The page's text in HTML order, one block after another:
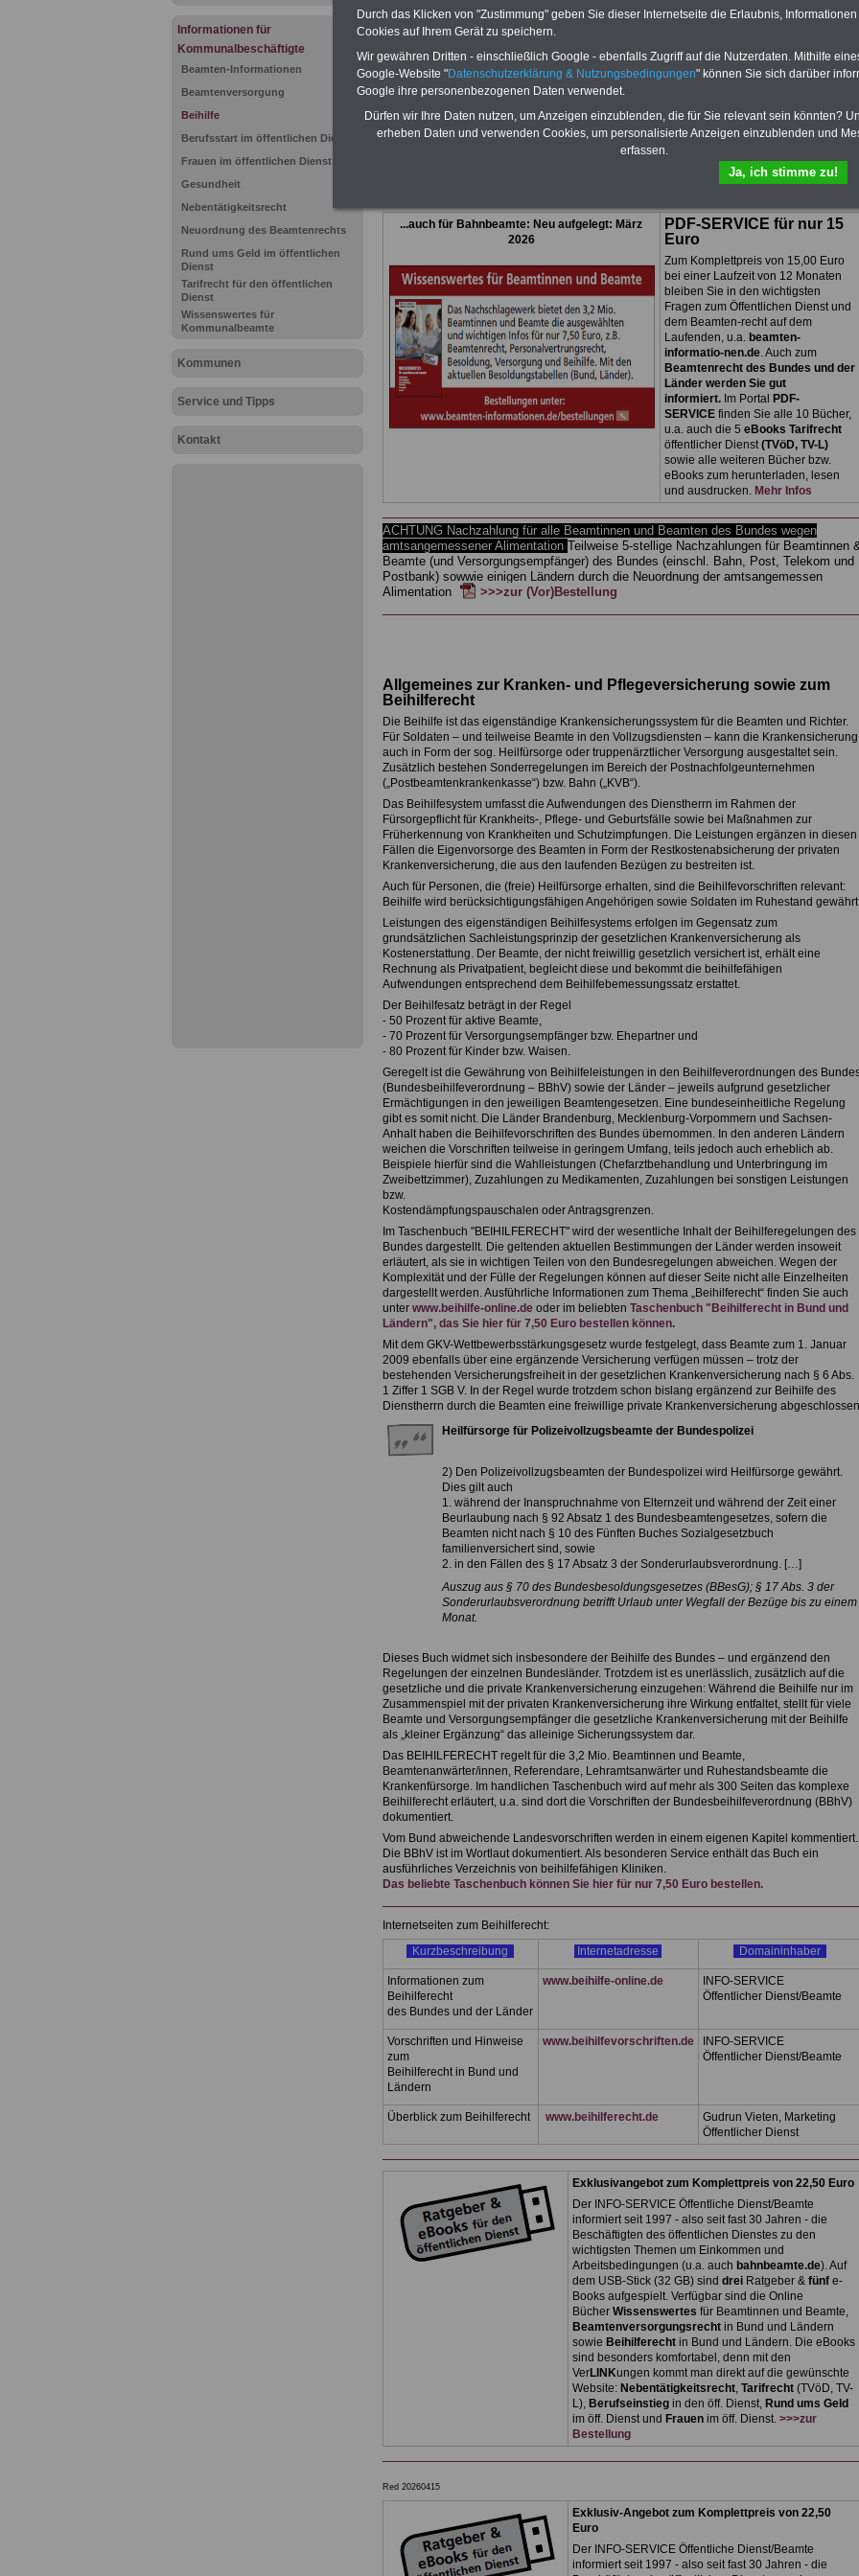
Informationen für
Kommunalbeschäftigte
Beamten-Informationen
Beamtenversorgung
Beihilfe
Berufsstart im öffentlichen Dienst
Frauen im öffentlichen Dienst
Gesundheit
Nebentätigkeitsrecht
Neuordnung des Beamtenrechts
Rund ums Geld im öffentlichen
Dienst
Tarifrecht für den öffentlichen
Dienst
Wissenswertes für
Kommunalbeamte
Kommunen
Service und Tipps
Kontakt
15 Euro im Jahr - auch für
Beschäftigte der kommunalen
alle Bücher und eBooks
herunterladen, lesen und
ausdrucken: Wissenswertes zum
Beamtenrecht, Beihilfe,
Tarifrecht
Nebentätig-keitsrecht, Berufseinstieg
...auch für Bahnbeamte: Neu aufgelegt: März
2026
PDF-SERVICE für nur 15
Euro
Zum Komplettpreis von 15,00 Euro
bei einer Laufzeit von 12 Monaten
bleiben Sie in den wichtigsten
Fragen zum Öffentlichen Dienst und
dem Beamten-recht auf dem
Laufenden, u.a. beamten-
informatio-nen.de. Auch zum
Beamtenrecht des Bundes und der
Länder werden Sie gut
informiert. Im Portal PDF-
SERVICEfinden Sie alle 10 Bücher,
u.a. auch die 5 eBooks Tarifrecht
öffentlicher Dienst(TVöD, TV-L)
sowie alle weiteren Bücher bzw.
eBooks zum herunterladen, lesen
und ausdrucken. Mehr Infos
ACHTUNG Nachzahlung für alle Beamtinnen und Beamten des Bundes wegen
amtsangemessener Alimentation Teilweise 5-stellige Nachzahlungen für Beamtinnen
Beamte (und Versorgungsempfänger) des Bundes (einschl. Bahn, Post, Telekom und
Postbank) sowwie einigen Ländern durch die Neuordnung der amtsangemessen
Alimentation
>>>zur (Vor)Bestellung
Allgemeines zur Kranken- und Pflegeversicherung sowie zum
Beihilferecht
Die Beihilfe ist das eigenständige Krankensicherungssystem für die Beamten und Richter.
Für Soldaten – und teilweise Beamte in den Vollzugsdiensten – kann die Krankensicherung
auch in Form der sog. Heilfürsorge oder truppenärztlicher Versorgung ausgestaltet sein.
Zusätzlich bestehen Sonderregelungen im Bereich der Postnachfolgeunternehmen
(„Postbeamtenkrankenkasse“) bzw. Bahn („KVB“).
Das Beihilfesystem umfasst die Aufwendungen des Dienstherrn im Rahmen der
Fürsorgepflicht für Krankheits-, Pflege- und Geburtsfälle sowie bei Maßnahmen zur
Früherkennung von Krankheiten und Schutzimpfungen. Die Leistungen ergänzen in diesen
Fällen die Eigenvorsorge des Beamten in Form der Restkostenabsicherung der privaten
Krankenversicherung, die aus den laufenden Bezügen zu bestreiten ist.
Auch für Personen, die (freie) Heilfürsorge erhalten, sind die Beihilfevorschriften relevant:
Beihilfe wird berücksichtigungsfähigen Angehörigen sowie Soldaten im Ruhestand
Leistungen des eigenständigen Beihilfesystems erfolgen im Gegensatz zum
grundsätzlichen Sachleistungsprinzip der gesetzlichen Krankenversicherung als
Kostenerstattung. Der Beamte, der nicht freiwillig gesetzlich versichert ist, erhält eine
Rechnung als Privatpatient, begleicht diese und bekommt die beihilfefähigen
Aufwendungen entsprechend dem Beihilfebemessungssatz erstattet.
Der Beihilfesatz beträgt in der Regel
- 50 Prozent für aktive Beamte,
- 70 Prozent für Versorgungsempfänger bzw. Ehepartner und
- 80 Prozent für Kinder bzw. Waisen.
Geregelt ist die Gewährung von Beihilfeleistungen in den Beihilfeverordnungen des
(Bundesbeihilfeverordnung – BBhV) sowie der Länder – jeweils aufgrund gesetzlicher
Ermächtigungen in den jeweiligen Beamtengesetzen. Eine bundeseinheitliche Regelung
gibt es somit nicht. Die Länder Brandenburg, Mecklenburg-Vorpommern und Sachsen-
Anhalt haben die Beihilfevorschriften des Bundes übernommen. In den anderen Ländern
weichen die Vorschriften teilweise in geringem Umfang, teils jedoch auch erheblich ab.
Beispiele hierfür sind die Wahlleistungen (Chefarztbehandlung und Unterbringung im
Zweibettzimmer), Zuzahlungen zu Medikamenten, Zuzahlungen bei sonstigen Leistungen
bzw.
Kostendämpfungspauschalen oder Antragsgrenzen.
Im Taschenbuch "BEIHILFERECHT" wird der wesentliche Inhalt der Beihilferegelungen des
Bundes dargestellt. Die geltenden aktuellen Bestimmungen der Länder werden insoweit
erläutert, als sie in wichtigen Teilen von den Bundesregelungen abweichen. Wegen der
Komplexität und der Fülle der Regelungen können auf dieser Seite nicht alle Einzelheiten
dargestellt werden. Ausführliche Informationen zum Thema „Beihilferecht“ finden Sie auch
unter www.beihilfe-online.deoder im beliebten Taschenbuch "Beihilferecht in Bund und
Ländern", das Sie hier für 7,50 Euro bestellen können.
Mit dem GKV-Wettbewerbsstärkungsgesetz wurde festgelegt, dass Beamte zum 1. Januar
2009 ebenfalls über eine ergänzende Versicherung verfügen müssen – trotz der
bestehenden Versicherungsfreiheit in der gesetzlichen Krankenversicherung nach § 6 Abs.
1 Ziffer 1 SGB V. In der Regel wurde trotzdem schon bislang ergänzend zur Beihilfe des
Dienstherrn durch die Beamten eine freiwillige private Krankenversicherung
Heilfürsorge für Polizeivollzugsbeamte der Bundespolizei
2) Den Polizeivollzugsbeamten der Bundespolizei wird Heilfürsorge gewährt.
Dies gilt auch
1. während der Inanspruchnahme von Elternzeit und während der Zeit einer
Beurlaubung nach § 92 Absatz 1 des Bundesbeamtengesetzes, sofern die
Beamten nicht nach § 10 des Fünften Buches Sozialgesetzbuch
familienversichert sind, sowie
2. in den Fällen des § 17 Absatz 3 der Sonderurlaubsverordnung. […]
Auszug aus § 70 des Bundesbesoldungsgesetzes (BBesG); § 17 Abs. 3 der
Sonderurlaubsverordnung betrifft Urlaub unter Wegfall der Bezüge bis zu einem
Monat.
Dieses Buch widmet sich insbesondere der Beihilfe des Bundes – und ergänzend den
Regelungen der einzelnen Bundesländer. Trotzdem ist es unerlässlich, zusätzlich auf die
gesetzliche und die private Krankenversicherung einzugehen: Während die Beihilfe nur im
Zusammenspiel mit der privaten Krankenversicherung ihre Wirkung entfaltet, stellt für viele
Beamte und Versorgungsempfänger die gesetzliche Krankenversicherung mit der Beihilfe
als „kleiner Ergänzung“ das alleinige Sicherungssystem dar.
Das BEIHILFERECHT regelt für die 3,2 Mio. Beamtinnen und Beamte,
Beamtenanwärter/innen, Referendare, Lehramtsanwärter und Ruhestandsbeamte die
Krankenfürsorge. Im handlichen Taschenbuch wird auf mehr als 300 Seiten das komplexe
Beihilferecht erläutert, u.a. sind dort die Vorschriften der Bundesbeihilfeverordnung (BBhV)
dokumentiert.
Vom Bund abweichende Landesvorschriften werden in einem eigenen Kapitel kommentiert.
Die BBhV ist im Wortlaut dokumentiert. Als besonderen Service enthält das Buch ein
ausführliches Verzeichnis von beihilfefähigen Kliniken.
Das beliebte Taschenbuch können Sie hier für nur 7,50 Euro bestellen.
Internetseiten zum Beihilferecht:
Kurzbeschreibung
Internetadresse Domaininhaber
Informationen zum
Beihilferecht
des Bundes und der Länder
www.beihilfe-online.de
INFO-SERVICE
Öffentlicher Dienst/Beamte
Vorschriften und Hinweise
zum
Beihilferecht in Bund und
Ländern
www.beihilfevorschriften.de
INFO-SERVICE
Öffentlicher Dienst/Beamte
Überblick zum Beihilferecht www.beihilferecht.de
Gudrun Vieten, Marketing
Öffentlicher Dienst
Exklusivangebot zum Komplettpreis von 22,50 Euro
Der INFO-SERVICE Öffentliche Dienst/Beamte
informiert seit 1997 - also seit fast 30 Jahren - die
Beschäftigten des öffentlichen Dienstes zu den
wichtigsten Themen um Einkommen und
Arbeitsbedingungen (u.a. auch bahnbeamte.de). Auf
dem USB-Stick (32 GB) sind drei Ratgeber & fünf e-
Books aufgespielt. Verfügbar sind die Online
Bücher Wissenswertes für Beamtinnen und Beamte,
Beamtenversorgungsrechtin Bund und Ländern
sowie Beihilferechtin Bund und Ländern. Die eBooks
sind besonders komfortabel, denn mit den
VerLINKungen kommt man direkt auf die gewünschte
Website: Nebentätigkeitsrecht, Tarifrecht (TVöD, TV-
L), Berufseinstieg in den öff. Dienst, Rund ums Geld
im öff. Dienst und Frauen im öff. Dienst. >>>zur
Bestellung
Red 20260415
Exklusiv-Angebot zum Komplettpreis von 22,50
Euro
Der INFO-SERVICE Öffentliche Dienst/Beamte
informiert seit 1997 - also seit fast 30 Jahren - die
Durch das Klicken von "Zustimmung" geben Sie dieser Internetseite die Erlaubnis,
Cookies auf Ihrem Gerät zu speichern.
Wir gewähren Dritten - einschließlich Google - ebenfalls Zugriff auf die Nutzerdaten. Mithilfe
Google-Website "Datenschutzerklärung & Nutzungsbedingungen" können Sie sich darüber
Google ihre personenbezogenen Daten verwendet.
Dürfen wir Ihre Daten nutzen, um Anzeigen einzublenden, die für Sie relevant sein könnten?
erheben Daten und verwenden Cookies, um personalisierte Anzeigen einzublenden und
erfassen.
Ja, ich stimme zu!